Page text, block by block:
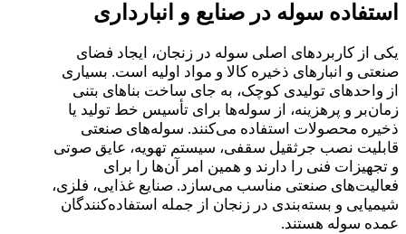
استفاده سوله در صنایع و انبارداری
یکی از کاربردهای اصلی سوله در زنجان، ایجاد فضای
صنعتی و انبارهای ذخیره کالا و مواد اولیه است. بسیاری
از واحدهای تولیدی کوچک، به جای ساخت بناهای بتنی
زمان‌بر و پرهزینه، از سوله‌ها برای تأسیس خط تولید یا
ذخیره محصولات استفاده می‌کنند. سوله‌های صنعتی
قابلیت نصب جرثقیل سقفی، سیستم تهویه، عایق صوتی
و تجهیزات فنی را دارند و همین امر آن‌ها را برای
فعالیت‌های صنعتی مناسب می‌سازد. صنایع غذایی، فلزی،
شیمیایی و بسته‌بندی در زنجان از جمله استفاده‌کنندگان
عمده سوله هستند.